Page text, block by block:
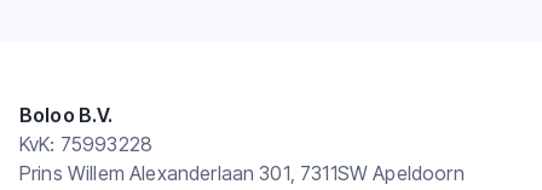
Boloo B.V.
KvK: 75993228
Prins Willem Alexanderlaan 301, 7311SW Apeldoorn